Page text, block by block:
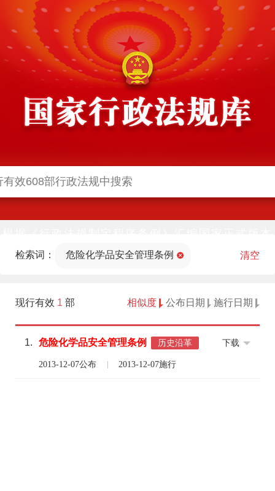
法部官网)同步公布
检索词： 危险化学品安全管理条例 清空
现行有效 1 部 相似度 公布日期 施行日期
1. 危险化学品安全管理条例 历史沿革
2013-12-07公布 2013-12-07施行
下载